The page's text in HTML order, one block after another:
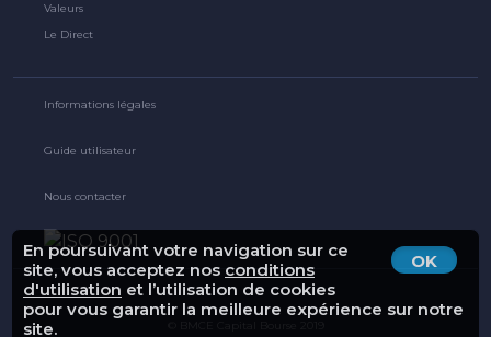
OK
En poursuivant votre navigation sur ce
site, vous acceptez nos conditions
d'utilisation et l’utilisation de cookies
pour vous garantir la meilleure expérience sur notre
site.
Valeurs
Le Direct
Informations légales
Guide utilisateur
Nous contacter